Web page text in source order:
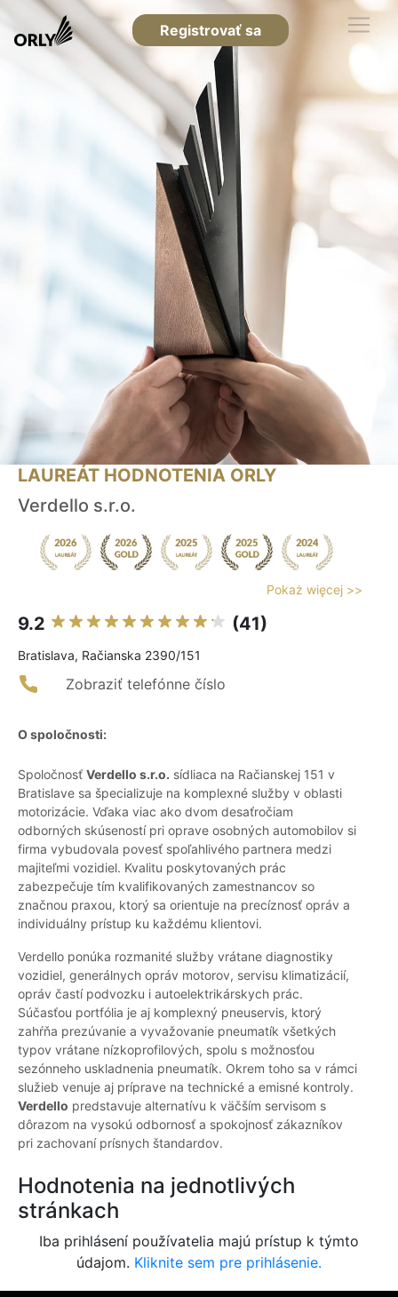
Registrovať sa
LAUREÁT HODNOTENIA ORLY
Verdello s.r.o.
Pokaż więcej >>
9.2 (41)
Bratislava, Račianska 2390/151
Zobraziť telefónne číslo
O spoločnosti:
Spoločnosť Verdello s.r.o. sídliaca na Račianskej 151 v
Bratislave sa špecializuje na komplexné služby v oblasti
motorizácie. Vďaka viac ako dvom desaťročiam
odborných skúseností pri oprave osobných automobilov si
firma vybudovala povesť spoľahlivého partnera medzi
majiteľmi vozidiel. Kvalitu poskytovaných prác
zabezpečuje tím kvalifikovaných zamestnancov so
značnou praxou, ktorý sa orientuje na precíznosť opráv a
individuálny prístup ku každému klientovi.
Verdello ponúka rozmanité služby vrátane diagnostiky
vozidiel, generálnych opráv motorov, servisu klimatizácií,
opráv častí podvozku i autoelektrikárskych prác.
Súčasťou portfólia je aj komplexný pneuservis, ktorý
zahŕňa prezúvanie a vyvažovanie pneumatík všetkých
typov vrátane nízkoprofilových, spolu s možnosťou
sezónneho uskladnenia pneumatík. Okrem toho sa v rámci
služieb venuje aj príprave na technické a emisné kontroly.
Verdello predstavuje alternatívu k väčším servisom s
dôrazom na vysokú odbornosť a spokojnosť zákazníkov
pri zachovaní prísnych štandardov.
Hodnotenia na jednotlivých
stránkach
Iba prihlásení používatelia majú prístup k týmto
údajom. Kliknite sem pre prihlásenie.